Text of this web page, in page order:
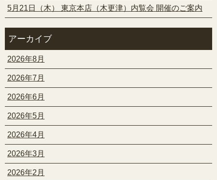
5月21日（木） 東京本店（木更津）内覧会 開催のご案内
アーカイブ
2026年8月
2026年7月
2026年6月
2026年5月
2026年4月
2026年3月
2026年2月